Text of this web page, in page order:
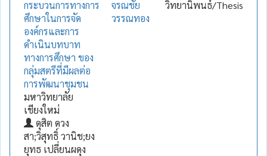
กระบวนการทางการ
ศึกษาในการจัด
องค์กรและการ
ดำเนินบทบาท
ทางการศึกษา ของ
กลุ่มสตรีที่มีผลต่อ
การพัฒนาชุมชน
มหาวิทยาลัย
เชียงใหม่
ดุสิต ดวง
สา;วิสุทธิ์ วานิช;ยง
ยุทธ เปลี่ยนผดุง
จรณชัย
วรรณทอง
วิทยานิพนธ์/Thesis